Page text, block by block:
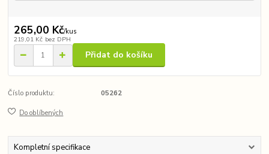
265,00 Kč/kus
219,01 Kč bez DPH
Přidat do košíku
Číslo produktu: 05262
Do oblíbených
Kompletní specifikace